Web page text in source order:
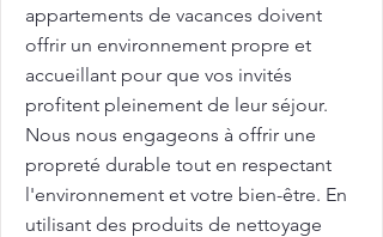
appartements de vacances doivent
offrir un environnement propre et
accueillant pour que vos invités
profitent pleinement de leur séjour.
Nous nous engageons à offrir une
propreté durable tout en respectant
l'environnement et votre bien-être. En
utilisant des produits de nettoyage